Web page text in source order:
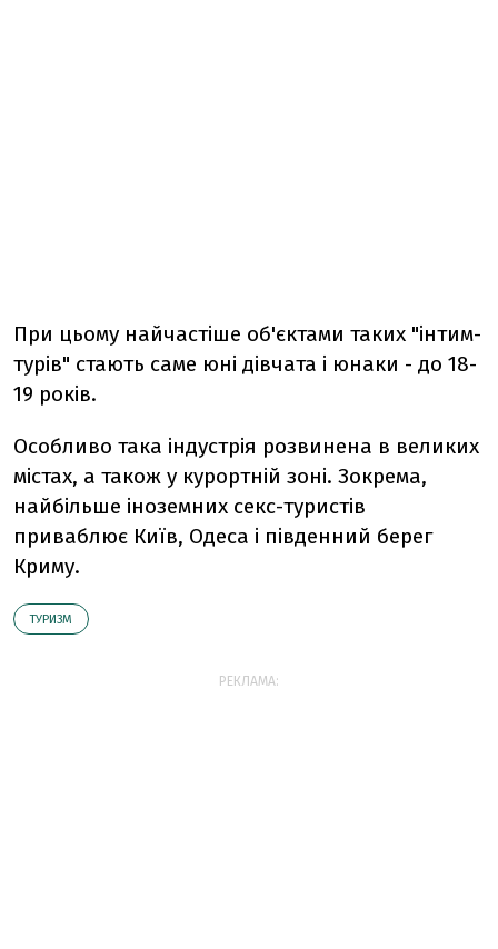
При цьому найчастіше об'єктами таких "інтим-
турів" стають саме юні дівчата і юнаки - до 18-
19 років.
Особливо така індустрія розвинена в великих
містах, а також у курортній зоні. Зокрема,
найбільше іноземних секс-туристів
приваблює Київ, Одеса і південний берег
Криму.
ТУРИЗМ
РЕКЛАМА: